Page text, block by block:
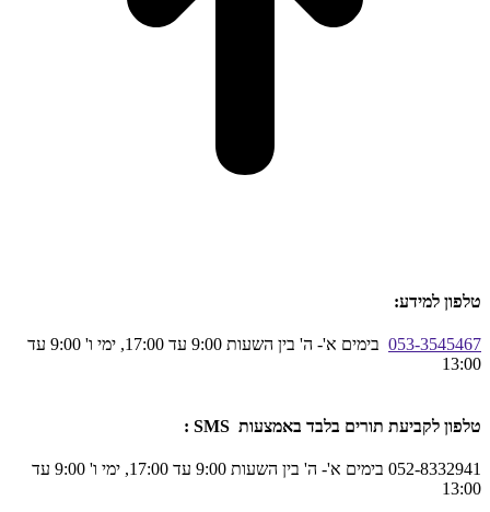
טלפון למידע:
053-3545467
בימים א'- ה' בין השעות 9:00 עד 17:00, ימי ו' 9:00 עד
13:00
טלפון לקביעת תורים בלבד באמצעות SMS :
052-8332941 בימים א'- ה' בין השעות 9:00 עד 17:00, ימי ו' 9:00 עד
13:00